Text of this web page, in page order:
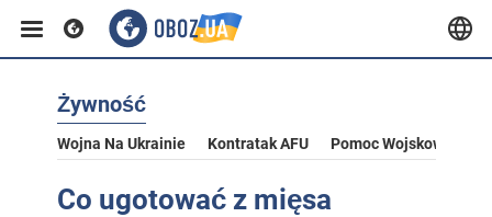
Żywność
Wojna Na Ukrainie Kontratak AFU Pomoc Wojskowa Dla
Co ugotować z mięsa